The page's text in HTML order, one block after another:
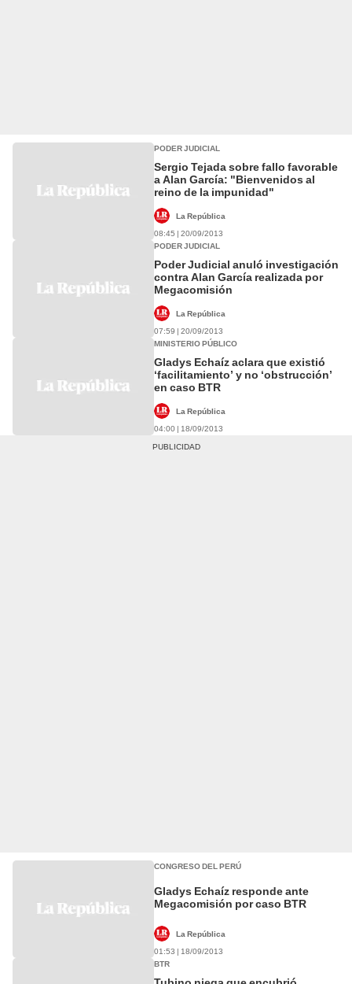
PODER JUDICIAL
Sergio Tejada sobre fallo favorable
a Alan García: "Bienvenidos al
reino de la impunidad"
La República
08:45 | 20/09/2013
PODER JUDICIAL
Poder Judicial anuló investigación
contra Alan García realizada por
Megacomisión
La República
07:59 | 20/09/2013
MINISTERIO PÚBLICO
Gladys Echaíz aclara que existió
‘facilitamiento’ y no ‘obstrucción’
en caso BTR
La República
04:00 | 18/09/2013
CONGRESO DEL PERÚ
Gladys Echaíz responde ante
Megacomisión por caso BTR
La República
01:53 | 18/09/2013
BTR